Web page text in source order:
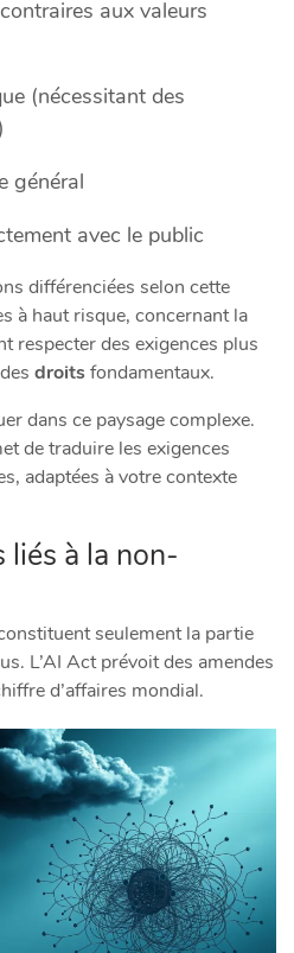
aux valeurs
(nécessitant des
général
avec le public
différenciées selon cette
à haut risque, concernant la
respecter des exigences plus
droitsfondamentaux.
dans ce paysage complexe.
de traduire les exigences
adaptées à votre contexte
liés à la non-
seulement la partie
L’AI Act prévoit des amendes
d’affaires mondial.